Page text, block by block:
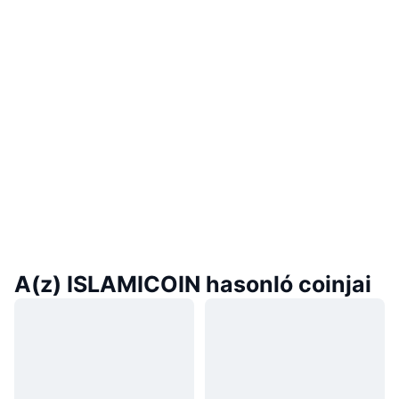
A(z) ISLAMICOIN hasonló coinjai